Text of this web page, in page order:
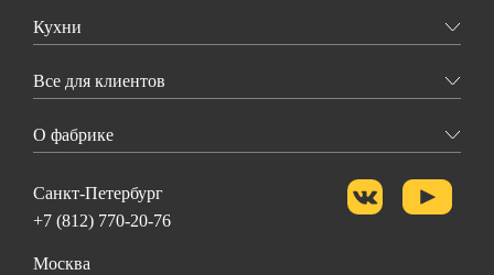
Кухни
Все для клиентов
О фабрике
Санкт-Петербург
+7 (812) 770-20-76
Москва